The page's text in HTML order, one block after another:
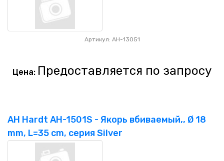
Артикул: AH-13051
Цена: Предоставляется по запросу
AH Hardt AH-1501S - Якорь вбиваемый,, Ø 18
mm, L=35 cm, серия Silver